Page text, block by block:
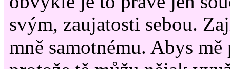
svým, zaujatosti sebou.
mně samotnému. Abys